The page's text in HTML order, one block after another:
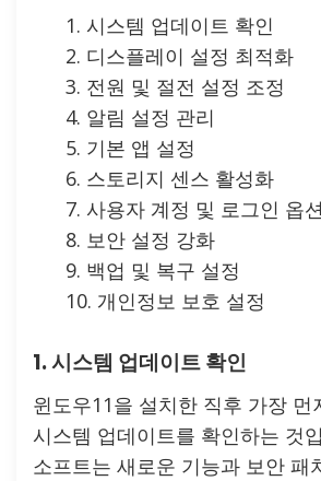
시스템 업데이트 확인
디스플레이 설정 최적화
전원 및 절전 설정 조정
알림 설정 관리
기본 앱 설정
스토리지 센스 활성화
사용자 계정 및 로그인 옵
보안 설정 강화
백업 및 복구 설정
개인정보 보호 설정
1. 시스템 업데이트 확인
윈도우11을 설치한 직후 가장 먼
시스템 업데이트를 확인하는 것
소프트는 새로운 기능과 보안 패